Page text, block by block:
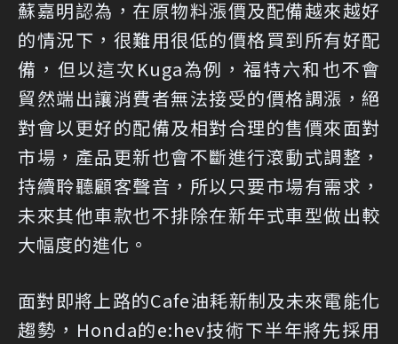
蘇嘉明認為，在原物料漲價及配備越來越好
的情況下，很難用很低的價格買到所有好配
備，但以這次Kuga為例，福特六和也不會
貿然端出讓消費者無法接受的價格調漲，絕
對會以更好的配備及相對合理的售價來面對
市場，產品更新也會不斷進行滾動式調整，
持續聆聽顧客聲音，所以只要市場有需求，
未來其他車款也不排除在新年式車型做出較
大幅度的進化。
面對即將上路的Cafe油耗新制及未來電能化
趨勢，Honda的e:hev技術下半年將先採用